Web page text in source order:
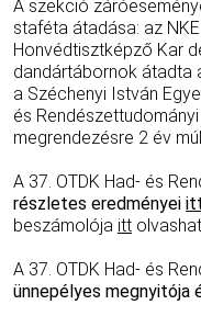
A szekció
staféta átadása: az
Honvédtisztképző Kar
dandártábornok átadta
a Széchenyi István
és
megrendezésre 2 év
A 37. OTDK Had- és
részletes eredményei
beszámolója itt
A 37. OTDK Had- és
ünnepélyes megnyitója